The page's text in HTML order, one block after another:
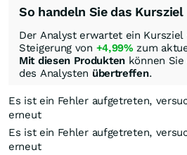
So handeln Sie das Kursziel
Der Analyst erwartet ein Kursziel
Steigerung von +4,99% zum
Mit diesen Produkten können
des Analysten übertreffen.
Es ist ein Fehler aufgetreten,
erneut
Es ist ein Fehler aufgetreten,
erneut